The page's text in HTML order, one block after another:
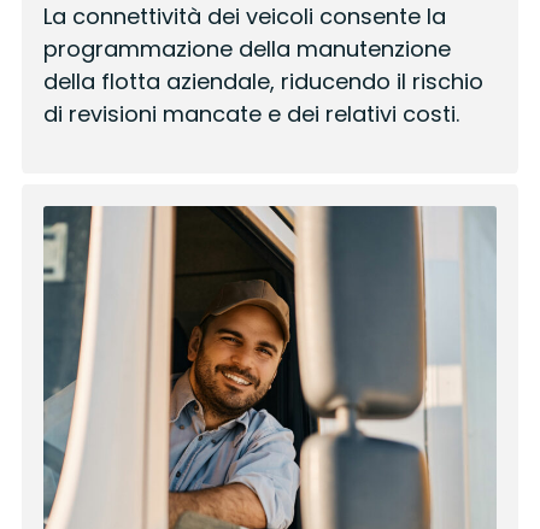
La connettività dei veicoli consente la
programmazione della manutenzione
della flotta aziendale, riducendo il rischio
di revisioni mancate e dei relativi costi.